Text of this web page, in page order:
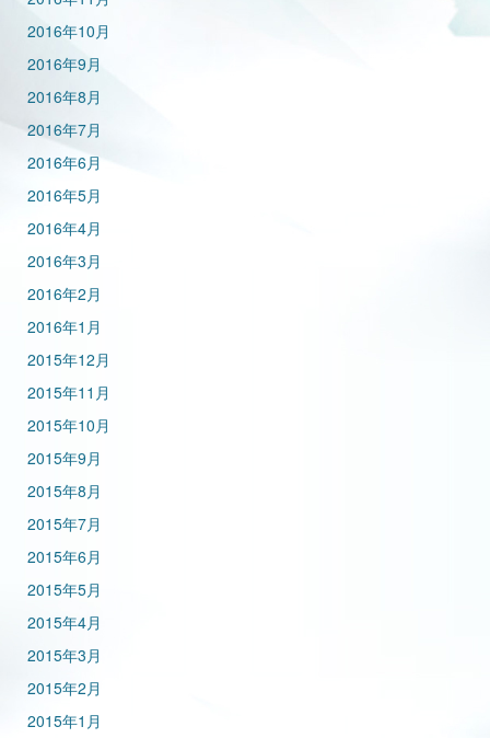
2016年10月
2016年9月
2016年8月
2016年7月
2016年6月
2016年5月
2016年4月
2016年3月
2016年2月
2016年1月
2015年12月
2015年11月
2015年10月
2015年9月
2015年8月
2015年7月
2015年6月
2015年5月
2015年4月
2015年3月
2015年2月
2015年1月